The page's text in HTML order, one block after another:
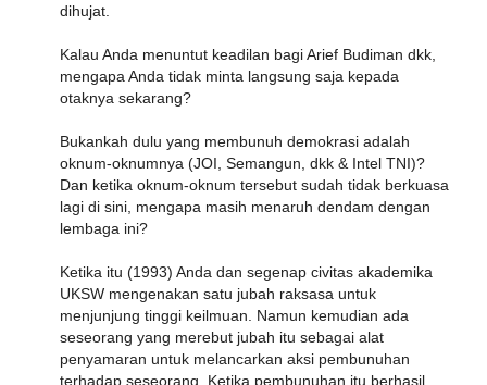
dihujat.
Kalau Anda menuntut keadilan bagi Arief Budiman dkk,
mengapa Anda tidak minta langsung saja kepada
otaknya sekarang?
Bukankah dulu yang membunuh demokrasi adalah
oknum-oknumnya (JOI, Semangun, dkk & Intel TNI)?
Dan ketika oknum-oknum tersebut sudah tidak berkuasa
lagi di sini, mengapa masih menaruh dendam dengan
lembaga ini?
Ketika itu (1993) Anda dan segenap civitas akademika
UKSW mengenakan satu jubah raksasa untuk
menjunjung tinggi keilmuan. Namun kemudian ada
seseorang yang merebut jubah itu sebagai alat
penyamaran untuk melancarkan aksi pembunuhan
terhadap seseorang. Ketika pembunuhan itu berhasil